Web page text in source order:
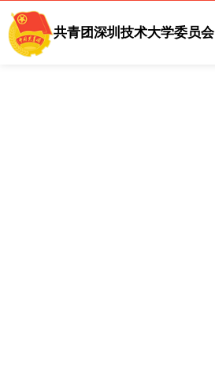
共青团深圳技术大学委员会